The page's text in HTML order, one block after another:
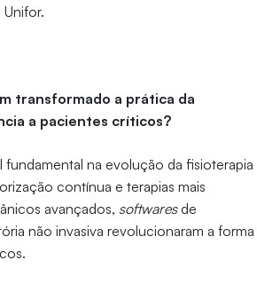
transformado a prática da
a pacientes críticos?
na evolução da fisioterapia
contínua e terapias mais
avançados, softwaresde
não invasiva revolucionaram a forma